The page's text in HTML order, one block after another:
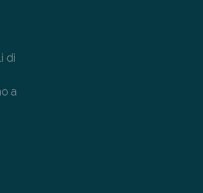
di
a